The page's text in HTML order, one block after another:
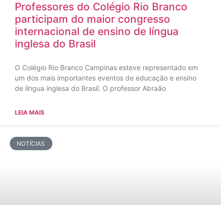
Professores do Colégio Rio Branco
participam do maior congresso
internacional de ensino de língua
inglesa do Brasil
O Colégio Rio Branco Campinas esteve representado em
um dos mais importantes eventos de educação e ensino
de língua inglesa do Brasil. O professor Abraão
LEIA MAIS
NOTÍCIAS